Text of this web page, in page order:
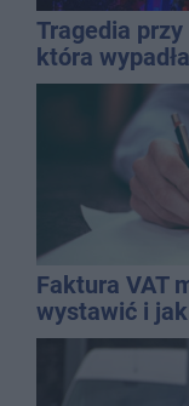
Tragedia
która
Faktura VAT
wystawić i